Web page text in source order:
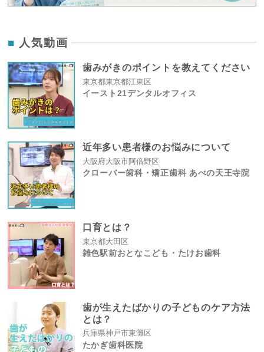
人気動画
歯みがきのポイントを教えてください
東京都東京都江東区
イースト21デンタルオフィス
近年多い患者様のお悩みについて
大阪府大阪市阿倍野区
クローバー歯科・矯正歯科 あべの天王寺院
口育とは？
東京都大田区
雑色駅前おとなこども・たけお歯科
歯が生えたばかりの子どものケア方法
とは？
兵庫県神戸市東灘区
たかぎ歯科医院